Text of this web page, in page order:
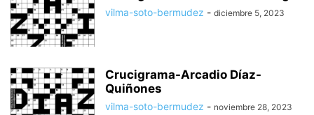
vilma-soto-bermudez - diciembre 5, 2023
Crucigrama-Arcadio Díaz-
Quiñones
vilma-soto-bermudez - noviembre 28, 2023